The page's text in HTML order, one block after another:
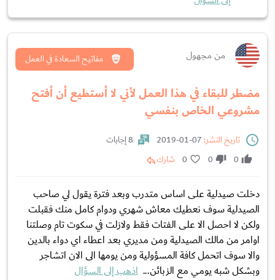
من مجهول
مضطر للبقاء في هذا العمل لأني لا أستطيع أن أفتح
مشروعي الخاص بنفسي
مفاتيح السعادة في العمل
تاريخ النشر:
8 إجابات
0
0
0 شارك
دخلت صيدلية على اساس متدرب وبعد فترة يقول لي صاحب
الصيدلية سوف نعطيك معاش شهري ودوام كامل منك فقبلت
ولكن لا احصل الا على الفتات فقط ولازلت في سكوت تام وصلتنا
اوامر من مالك الصيدلية ومن مديري بعد اعطاء اي دواء بالدين
والا سوف اتحمل كافة المسؤولية ومن يومها الى الان اتشاجر
وبشكل شبه يومي مع الزبائن... اذهب إلى السؤال